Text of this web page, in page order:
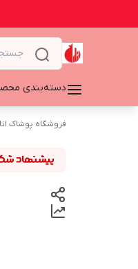
دسته‌بندی
فروشگاه پوشاک